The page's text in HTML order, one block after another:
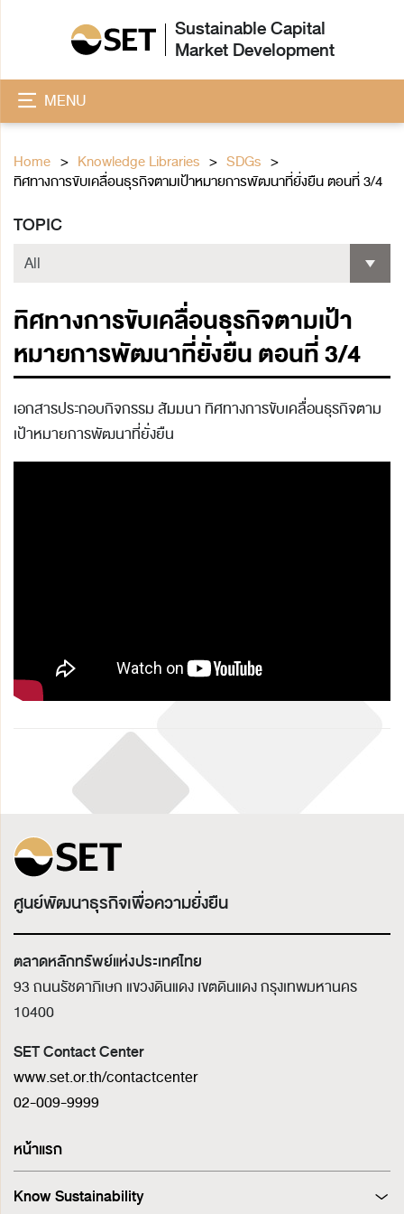
Sustainable Capital
Market Development
MENU
Home Knowledge Libraries
SDGs
ทิศทางการขับเคลื่อนธุรกิจตามเป้าหมายการพัฒนาที่ยั่งยืน ตอนที่ 3/4
TOPIC
ทิศทางการขับเคลื่อนธุรกิจตามเป้า
หมายการพัฒนาที่ยั่งยืน ตอนที่ 3/4
เอกสารประกอบกิจกรรม สัมมนา ทิศทางการขับเคลื่อนธุรกิจตาม
เป้าหมายการพัฒนาที่ยั่งยืน
ศูนย์พัฒนาธุรกิจเพื่อความยั่งยืน
ตลาดหลักทรัพย์แห่งประเทศไทย
93 ถนนรัชดาภิเษก แขวงดินแดง เขตดินแดงกรุงเทพมหานคร
10400
SET Contact Center
www.set.or.th/contactcenter
02-009-9999
หน้าแรก
Know Sustainability